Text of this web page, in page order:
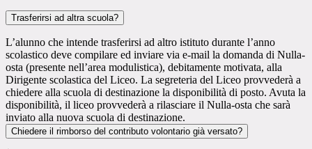
Trasferirsi ad altra scuola?
L’alunno che intende trasferirsi ad altro istituto durante l’anno
scolastico deve compilare ed inviare via e-mail la domanda di Nulla-
osta (presente nell’area modulistica), debitamente motivata, alla
Dirigente scolastica del Liceo. La segreteria del Liceo provvederà a
chiedere alla scuola di destinazione la disponibilità di posto. Avuta la
disponibilità, il liceo provvederà a rilasciare il Nulla-osta che sarà
inviato alla nuova scuola di destinazione.
Chiedere il rimborso del contributo volontario già versato?